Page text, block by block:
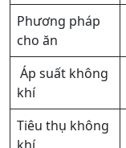
Phương pháp
cho ăn
Áp suất không
khí
Tiêu thụ không